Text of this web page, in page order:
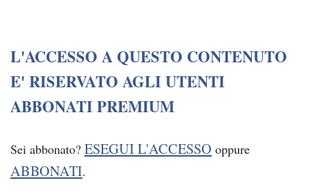
L'ACCESSO A QUESTO CONTENUTO
E' RISERVATO AGLI UTENTI
ABBONATI PREMIUM
Sei abbonato? ESEGUI L'ACCESSO oppure
ABBONATI.